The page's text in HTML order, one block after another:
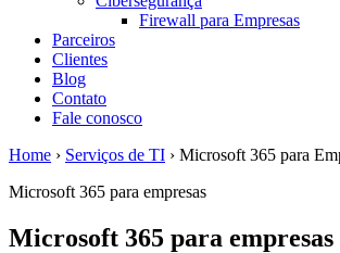
Firewall para Empresas
Parceiros
Clientes
Blog
Contato
Fale conosco
Home › Serviços de TI › Microsoft 365 para
Microsoft 365 para empresas
Microsoft 365 para empresas